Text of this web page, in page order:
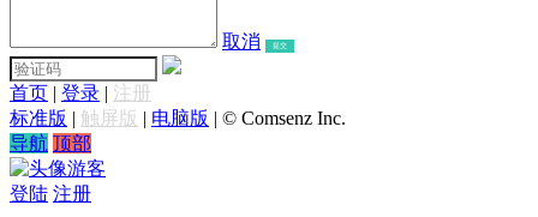
取消 提交
首页 | 登录 | 注册
标准版 | 触屏版 | 电脑版 | © Comsenz Inc.
导航 顶部
游客
登陆 注册